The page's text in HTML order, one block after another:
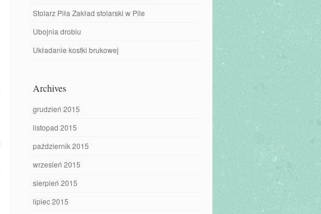
Stolarz Piła Zakład stolarski w Pile
Ubojnia drobiu
Układanie kostki brukowej
Archives
grudzień 2015
listopad 2015
październik 2015
wrzesień 2015
sierpień 2015
lipiec 2015